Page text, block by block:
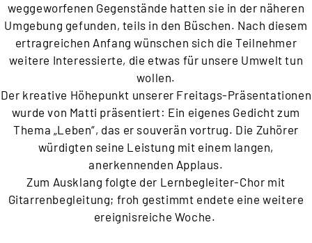
weggeworfenen Gegenstände hatten sie in der näheren
Umgebung gefunden, teils in den Büschen. Nach diesem
ertragreichen Anfang wünschen sich die Teilnehmer
weitere Interessierte, die etwas für unsere Umwelt tun
wollen.
Der kreative Höhepunkt unserer Freitags-Präsentationen
wurde von Matti präsentiert: Ein eigenes Gedicht zum
Thema „Leben“, das er souverän vortrug. Die Zuhörer
würdigten seine Leistung mit einem langen,
anerkennenden Applaus.
Zum Ausklang folgte der Lernbegleiter-Chor mit
Gitarrenbegleitung; froh gestimmt endete eine weitere
ereignisreiche Woche.